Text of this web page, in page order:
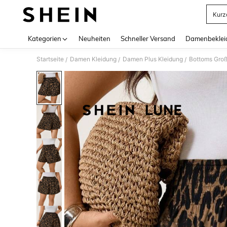
Kategorien Neuheiten Schneller Versand
Startseite / Damen Kleidung / Damen Plus Kleidung / Bottoms